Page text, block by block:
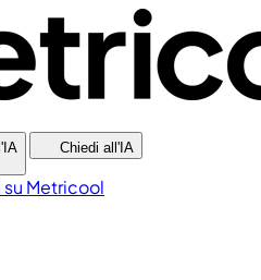
Chiedi all'IA
su Metricool